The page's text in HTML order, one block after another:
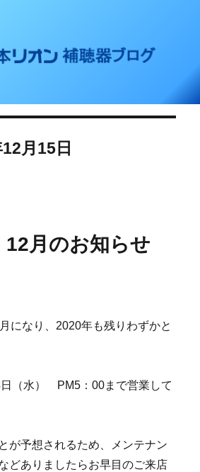
補聴器ブログ
月15日
12月のお知らせ
になり、2020年も残りわずかと
（水） PM5：00まで営業して
が予想されるため、メンテナン
どありましたらお早目のご来店